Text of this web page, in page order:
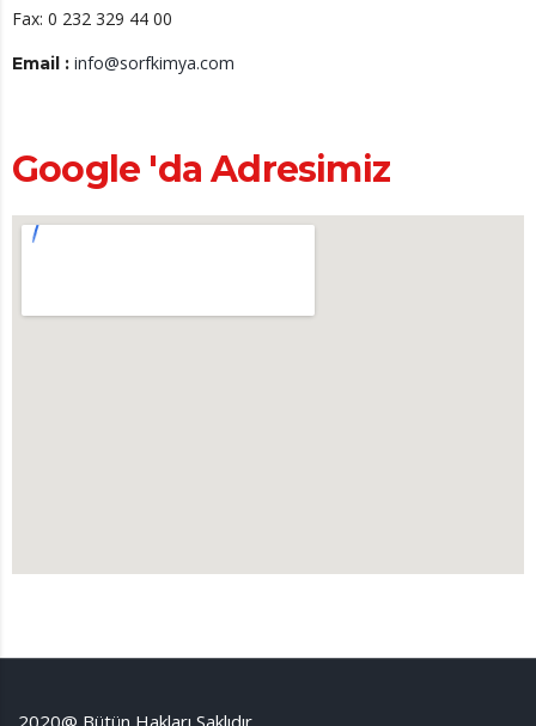
Fax: 0 232 329 44 00
Email : info@sorfkimya.com
Google 'da Adresimiz
2020@ Bütün Hakları Saklıdır.